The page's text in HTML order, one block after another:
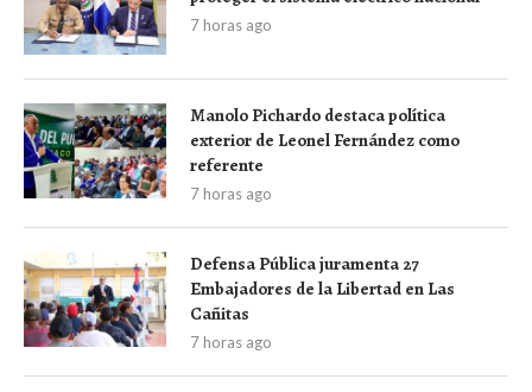
7 horas ago
Manolo Pichardo destaca política
exterior de Leonel Fernández como
referente
7 horas ago
Defensa Pública juramenta 27
Embajadores de la Libertad en Las
Cañitas
7 horas ago